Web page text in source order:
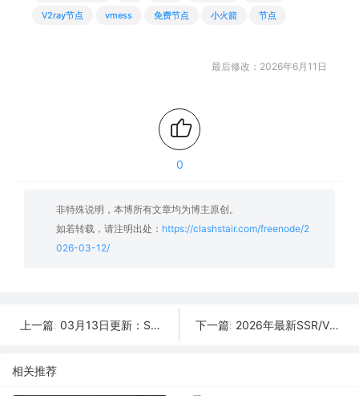
V2ray节点
vmess 免费节点 小火箭 节点
最后修改：2026年6月11日
0
非特殊说明，本博所有文章均为博主原创。
如若转载，请注明出处： https://clashstair.com/freenode/2
026-03-12/
上一篇: 03月13日更新：SSR/V2Ray/Clash可用节点31条分享 下一篇: 2026年最新SSR/V2Ray/Clash节点分享 | 03月11日实时可用
相关推荐